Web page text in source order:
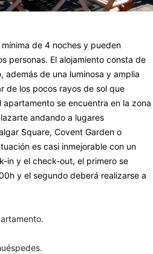
de 4 noches y pueden
personas. El alojamiento consta de
además de una luminosa y amplia
de los pocos rayos de sol que
se encuentra en la zona
andando a lugares
Square, Covent Garden o
es casi inmejorable con un
in y el check-out, el primero se
y el segundo deberá realizarse a